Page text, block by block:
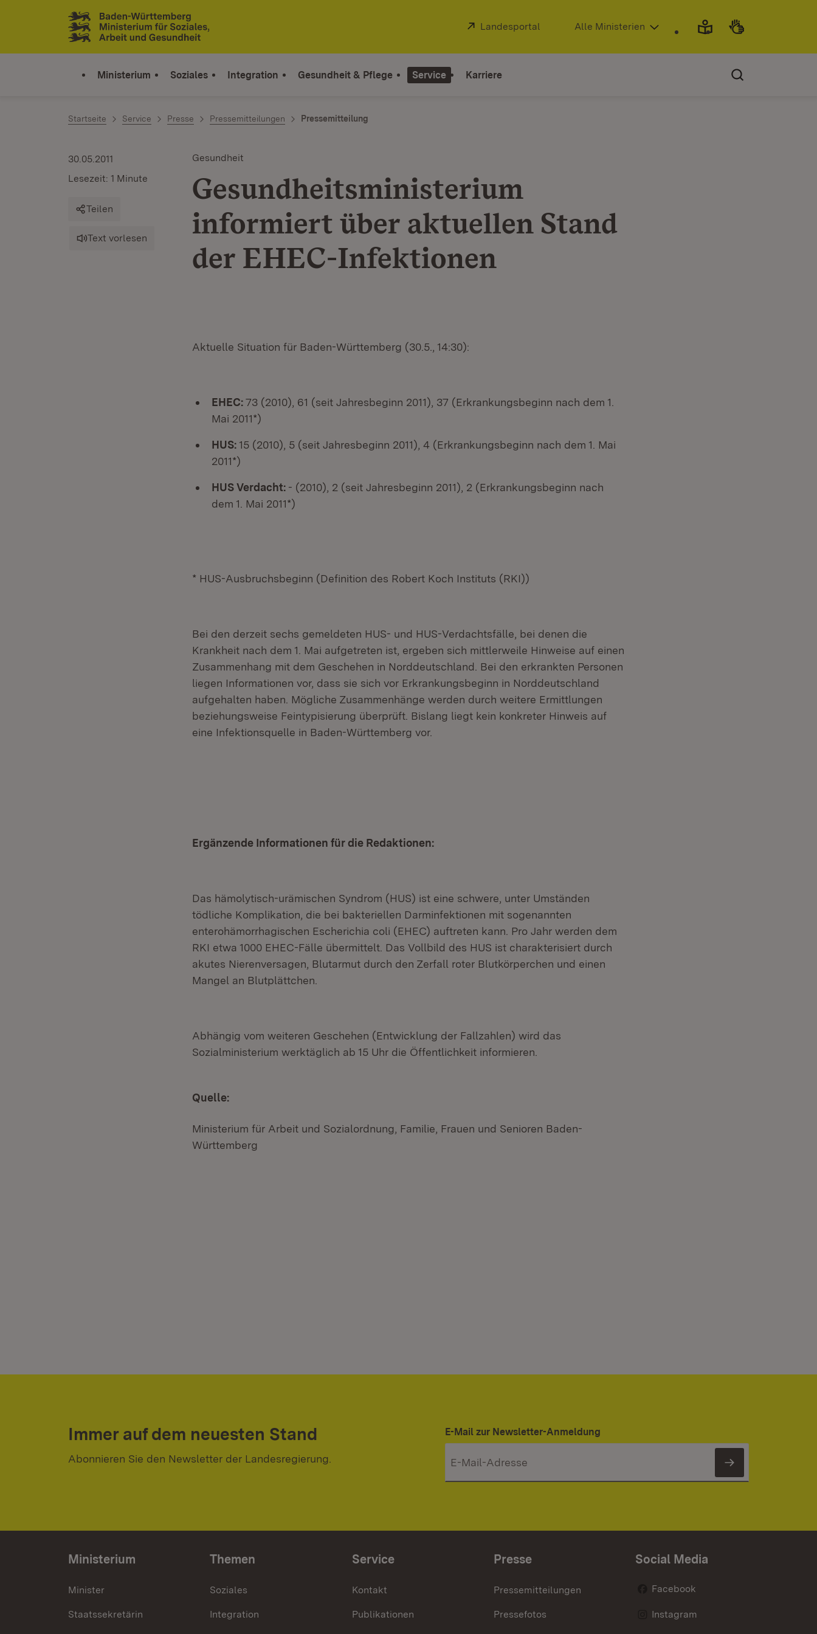
Zum Inhalt springen
Link zur Startseite
Extern:
Landesportal (Öffnet in neuem Fenster)
Alle Ministerien
Ministerium Soziales Integration Gesundheit & Pflege Service Karriere
Startseite Service Presse Pressemitteilungen Pressemitteilung
Gesundheit
Gesundheitsministerium
informiert über aktuellen Stand
der EHEC-Infektionen
30.05.2011
Lesezeit: 1 Minute
Teilen
Text vorlesen
Aktuelle Situation für Baden-Württemberg (30.5., 14:30):
EHEC:73 (2010), 61 (seit Jahresbeginn 2011), 37 (Erkrankungsbeginn nach dem 1.
Mai 2011*)
HUS: 15 (2010), 5 (seit Jahresbeginn 2011), 4 (Erkrankungsbeginn nach dem 1. Mai
2011*)
HUS Verdacht: - (2010), 2 (seit Jahresbeginn 2011), 2 (Erkrankungsbeginn nach
dem 1. Mai 2011*)
* HUS-Ausbruchsbeginn (Definition des Robert Koch Instituts (RKI))
Bei den derzeit sechs gemeldeten HUS- und HUS-Verdachtsfälle, bei denen die
Krankheit nach dem 1. Mai aufgetreten ist, ergeben sich mittlerweile Hinweise auf einen
Zusammenhang mit dem Geschehen in Norddeutschland. Bei den erkrankten Personen
liegen Informationen vor, dass sie sich vor Erkrankungsbeginn in Norddeutschland
aufgehalten haben. Mögliche Zusammenhänge werden durch weitere Ermittlungen
beziehungsweise Feintypisierung überprüft. Bislang liegt kein konkreter Hinweis auf
eine Infektionsquelle in Baden-Württemberg vor.
Ergänzende Informationen für die Redaktionen:
Das hämolytisch-urämischen Syndrom (HUS) ist eine schwere, unter Umständen
tödliche Komplikation, die bei bakteriellen Darminfektionen mit sogenannten
enterohämorrhagischen Escherichia coli (EHEC) auftreten kann. Pro Jahr werden dem
RKI etwa 1000 EHEC-Fälle übermittelt. Das Vollbild des HUS ist charakterisiert durch
akutes Nierenversagen, Blutarmut durch den Zerfall roter Blutkörperchen und einen
Mangel an Blutplättchen.
Abhängig vom weiteren Geschehen (Entwicklung der Fallzahlen) wird das
Sozialministerium werktäglich ab 15 Uhr die Öffentlichkeit informieren.
Quelle:
Ministerium für Arbeit und Sozialordnung, Familie, Frauen und Senioren Baden-
Württemberg
Immer auf dem neuesten Stand
Abonnieren Sie den Newsletter der Landesregierung.
E-Mail zur Newsletter-Anmeldung
Newsletter
Ministerium
Minister
Staatssekretärin
Themen
Soziales
Integration
Service
Kontakt
Publikationen
Presse
Pressemitteilungen
Pressefotos
Social Media
Facebook
Instagram